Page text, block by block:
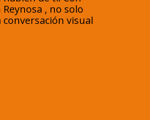
, no solo
visual